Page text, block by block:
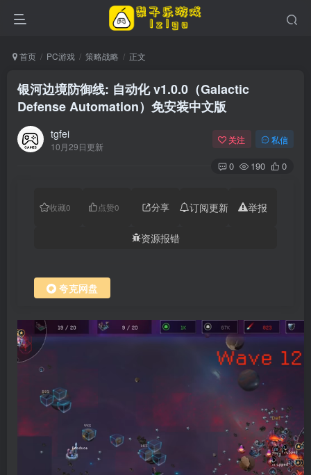
首页 PC游戏 策略战略 正文
银河边境防御线: 自动化 v1.0.0（Galactic
Defense Automation）免安装中文版
tgfei
10月29日更新
关注 私信
0 190 0
收藏0 点赞0 分享 订阅更新 举报
资源报错
夸克网盘